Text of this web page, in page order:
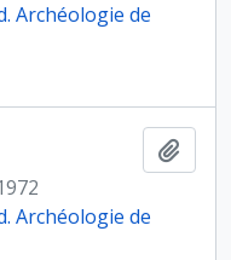
Archéologie de
Archéologie de